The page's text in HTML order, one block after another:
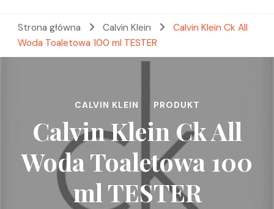
Strona główna Calvin Klein
Calvin Klein Ck All
Woda Toaletowa 100 ml TESTER
CALVIN KLEIN PRODUKT
Calvin Klein Ck All
Woda Toaletowa 100
ml TESTER